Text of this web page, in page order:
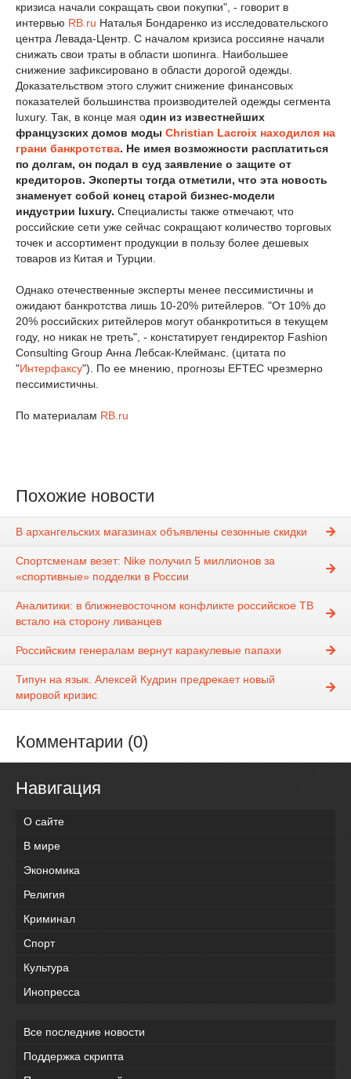
кризиса начали сокращать свои покупки", - говорит в
интервью RB.ru Наталья Бондаренко из исследовательского
центра Левада-Центр. С началом кризиса россияне начали
снижать свои траты в области шопинга. Наибольшее
снижение зафиксировано в области дорогой одежды.
Доказательством этого служит снижение финансовых
показателей большинства производителей одежды сегмента
luxury. Так, в конце мая один из известнейших
французских домов моды Christian Lacroix находился на
грани банкротства. Не имея возможности расплатиться
по долгам, он подал в суд заявление о защите от
кредиторов. Эксперты тогда отметили, что эта новость
знаменует собой конец старой бизнес-модели
индустрии luxury. Специалисты также отмечают, что
российские сети уже сейчас сокращают количество торговых
точек и ассортимент продукции в пользу более дешевых
товаров из Китая и Турции.
Однако отечественные эксперты менее пессимистичны и
ожидают банкротства лишь 10-20% ритейлеров. "От 10% до
20% российских ритейлеров могут обанкротиться в текущем
году, но никак не треть", - констатирует гендиректор Fashion
Consulting Group Анна Лебсак-Клейманс. (цитата по
"Интерфаксу"). По ее мнению, прогнозы EFTEC чрезмерно
пессимистичны.
По материалам RB.ru
Похожие новости
В архангельских магазинах объявлены сезонные скидки
Спортсменам везет: Nike получил 5 миллионов за
«спортивные» подделки в России
Аналитики: в ближневосточном конфликте российское ТВ
встало на сторону ливанцев
Российским генералам вернут каракулевые папахи
Типун на язык. Алексей Кудрин предрекает новый
мировой кризис
Комментарии (0)
Навигация
О сайте
В мире
Экономика
Религия
Криминал
Спорт
Культура
Инопресса
Все последние новости
Поддержка скрипта